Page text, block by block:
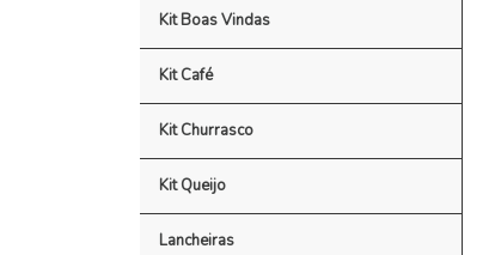
Kit Boas Vindas
Kit Café
Kit Churrasco
Kit Queijo
Lancheiras